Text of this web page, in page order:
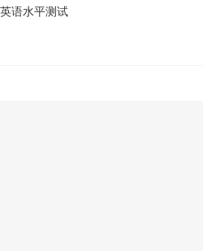
英语水平测试